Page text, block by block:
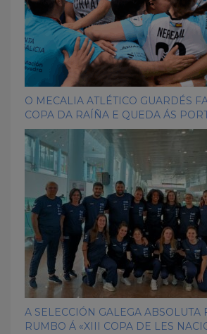
O MECALIA ATLÉTICO GUARDÉS
COPA DA RAÍÑA E QUEDA ÁS
A SELECCIÓN GALEGA ABSOLUTA
RUMBO Á «XIII COPA DE LES